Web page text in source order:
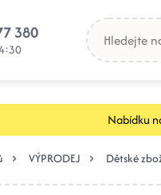
380
Nabídku
VÝPRODEJ Dětské